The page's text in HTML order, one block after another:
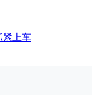
紧上车